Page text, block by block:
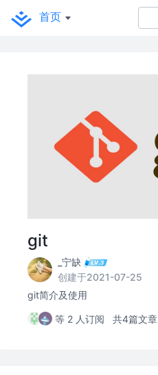
首页
git
_宁缺
创建于2021-07-25
git简介及使用
等 2 人订阅 共4篇文章